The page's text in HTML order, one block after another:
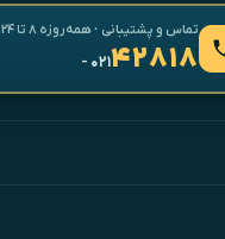
تماس و پشتیبانی · همه‌روزه ۸ تا ۲۴
۴۲۸۱۸- ۰۲۱